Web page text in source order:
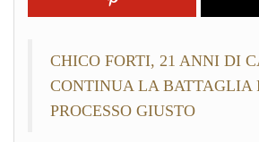
CHICO FORTI, 21 ANNI DI
CONTINUA LA BATTAGLIA
PROCESSO GIUSTO